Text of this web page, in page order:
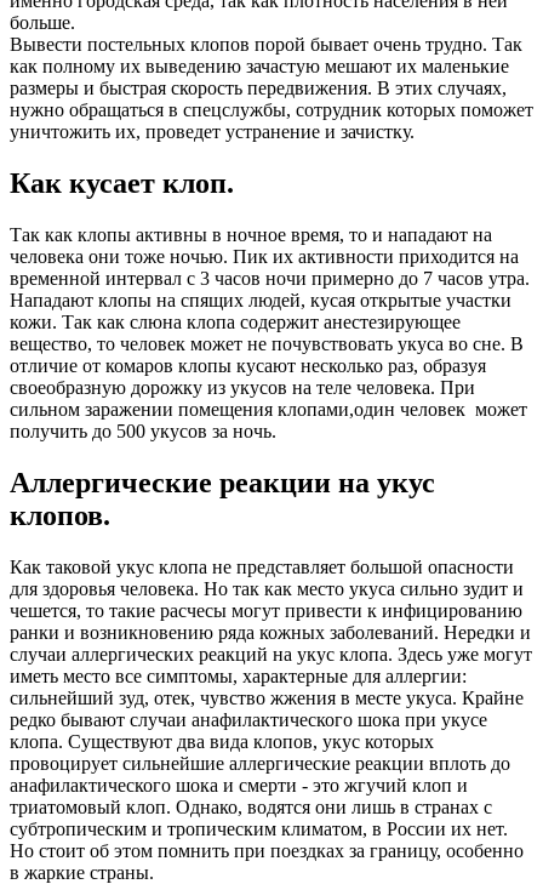
больше.
Вывести постельных клопов порой бывает очень трудно. Так
как полному их выведению зачастую мешают их маленькие
размеры и быстрая скорость передвижения. В этих случаях,
нужно обращаться в спецслужбы, сотрудник которых поможет
уничтожить их, проведет устранение и зачистку.
Как кусает клоп.
Так как клопы активны в ночное время, то и нападают на
человека они тоже ночью. Пик их активности приходится на
временной интервал с 3 часов ночи примерно до 7 часов утра.
Нападают клопы на спящих людей, кусая открытые участки
кожи. Так как слюна клопа содержит анестезирующее
вещество, то человек может не почувствовать укуса во сне. В
отличие от комаров клопы кусают несколько раз, образуя
своеобразную дорожку из укусов на теле человека. При
сильном заражении помещения клопами,один человек может
получить до 500 укусов за ночь.
Аллергические реакции на укус
клопов.
Как таковой укус клопа не представляет большой опасности
для здоровья человека. Но так как место укуса сильно зудит и
чешется, то такие расчесы могут привести к инфицированию
ранки и возникновению ряда кожных заболеваний. Нередки и
случаи аллергических реакций на укус клопа. Здесь уже могут
иметь место все симптомы, характерные для аллергии:
сильнейший зуд, отек, чувство жжения в месте укуса. Крайне
редко бывают случаи анафилактического шока при укусе
клопа. Существуют два вида клопов, укус которых
провоцирует сильнейшие аллергические реакции вплоть до
анафилактического шока и смерти - это жгучий клоп и
триатомовый клоп. Однако, водятся они лишь в странах с
субтропическим и тропическим климатом, в России их нет.
Но стоит об этом помнить при поездках за границу, особенно
в жаркие страны.